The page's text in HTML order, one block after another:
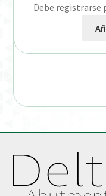
Debe registrarse